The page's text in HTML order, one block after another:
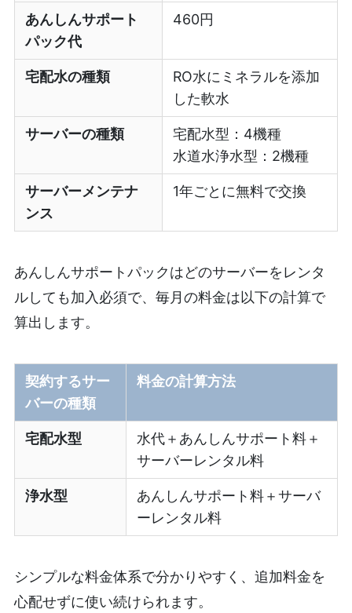
あんしんサポート
パック代
460円
宅配水の種類
RO水にミネラルを添加
した軟水
サーバーの種類
宅配水型：4機種
水道水浄水型：2機種
サーバーメンテナ
ンス
1年ごとに無料で交換
あんしんサポートパックはどのサーバーをレンタ
ルしても加入必須で、毎月の料金は以下の計算で
算出します。
契約するサー
バーの種類
料金の計算方法
宅配水型
水代＋あんしんサポート料＋
サーバーレンタル料
浄水型
あんしんサポート料＋サーバ
ーレンタル料
シンプルな料金体系で分かりやすく、追加料金を
心配せずに使い続けられます。